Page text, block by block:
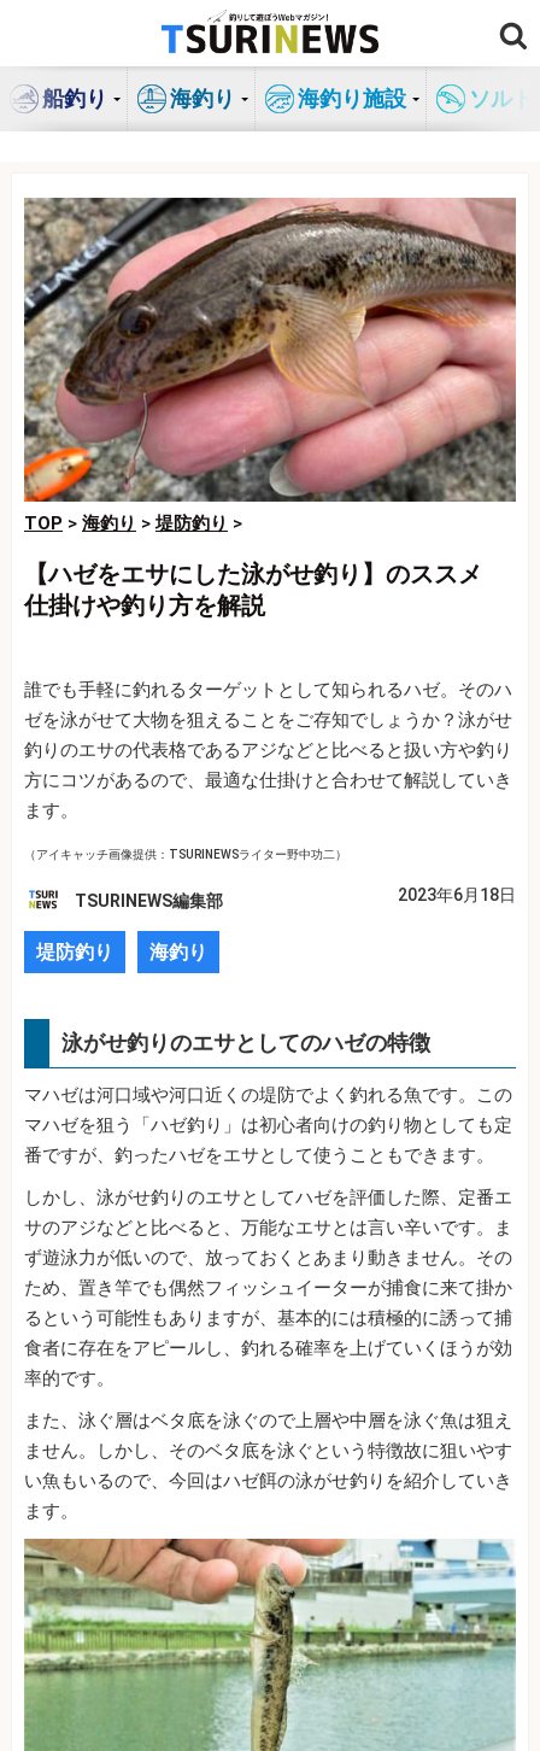
ン
船釣り 海釣り 海釣り施設 ソル
TOP > 海釣り >堤防釣り >
【ハゼをエサにした泳がせ釣り】のススメ
仕掛けや釣り方を解説
誰でも手軽に釣れるターゲットとして知られるハゼ。そのハ
ゼを泳がせて大物を狙えることをご存知でしょうか？泳がせ
釣りのエサの代表格であるアジなどと比べると扱い方や釣り
方にコツがあるので、最適な仕掛けと合わせて解説していき
ます。
（アイキャッチ画像提供：TSURINEWSライター野中功二）
TSURINEWS編集部 2023年6月18日
堤防釣り 海釣り
泳がせ釣りのエサとしてのハゼの特徴
マハゼは河口域や河口近くの堤防でよく釣れる魚です。この
マハゼを狙う「ハゼ釣り」は初心者向けの釣り物としても定
番ですが、釣ったハゼをエサとして使うこともできます。
しかし、泳がせ釣りのエサとしてハゼを評価した際、定番エ
サのアジなどと比べると、万能なエサとは言い辛いです。ま
ず遊泳力が低いので、放っておくとあまり動きません。その
ため、置き竿でも偶然フィッシュイーターが捕食に来て掛か
るという可能性もありますが、基本的には積極的に誘って捕
食者に存在をアピールし、釣れる確率を上げていくほうが効
率的です。
また、泳ぐ層はベタ底を泳ぐので上層や中層を泳ぐ魚は狙え
ません。しかし、そのベタ底を泳ぐという特徴故に狙いやす
い魚もいるので、今回はハゼ餌の泳がせ釣りを紹介していき
ます。